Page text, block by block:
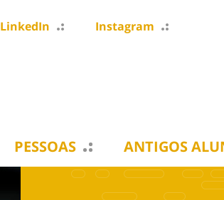
LinkedIn Instagram
PESSOAS ANTIGOS